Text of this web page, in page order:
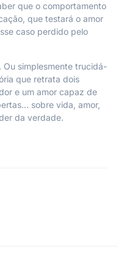
que o comportamento
que testará o amor
caso perdido pelo
simplesmente trucidá-
que retrata dois
e um amor capaz de
sobre vida, amor,
da verdade.